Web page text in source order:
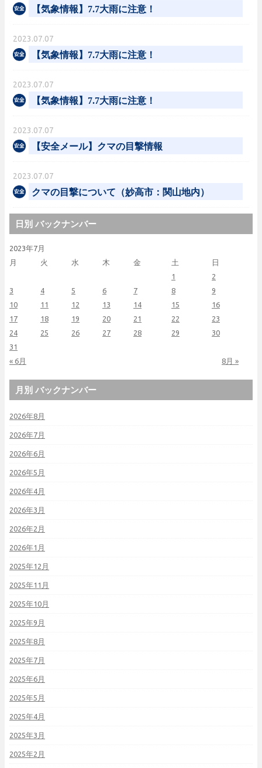
【気象情報】7.7大雨に注意！
2023.07.07
【気象情報】7.7大雨に注意！
2023.07.07
【気象情報】7.7大雨に注意！
2023.07.07
【安全メール】クマの目撃情報
2023.07.07
クマの目撃について（妙高市：関山地内）
日別 バックナンバー
2023年7月
月
火 水 木 金 土 日
« 6月 8月 »
1
2
3
4 5 6 7 8
9
10
11 12 13 14 15
16
17
18 19 20 21 22
23
24
25 26 27 28 29
30
31
月別 バックナンバー
2026年8月
2026年7月
2026年6月
2026年5月
2026年4月
2026年3月
2026年2月
2026年1月
2025年12月
2025年11月
2025年10月
2025年9月
2025年8月
2025年7月
2025年6月
2025年5月
2025年4月
2025年3月
2025年2月